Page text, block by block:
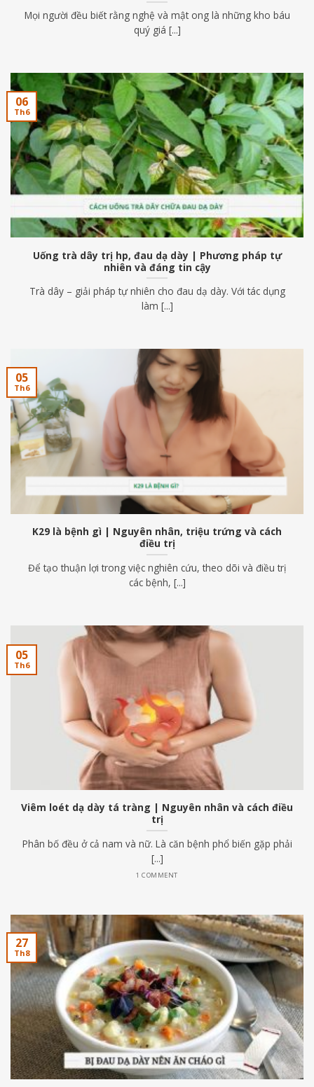
Mọi người đều biết rằng nghệ và mật ong là những kho báu
quý giá [...]
Uống trà dây trị hp, đau dạ dày | Phương pháp tự
nhiên và đáng tin cậy
Trà dây – giải pháp tự nhiên cho đau dạ dày. Với tác dụng
làm [...]
06
Th6
K29 là bệnh gì | Nguyên nhân, triệu trứng và cách
điều trị
Để tạo thuận lợi trong việc nghiên cứu, theo dõi và điều trị
các bệnh, [...]
05
Th6
Viêm loét dạ dày tá tràng | Nguyên nhân và cách điều
trị
Phân bố đều ở cả nam và nữ. Là căn bệnh phổ biến gặp phải
[...]
1 COMMENT
05
Th6
27
Th8